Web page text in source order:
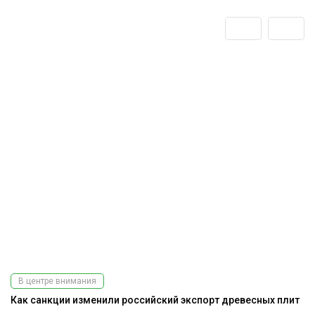
В центре внимания
Как санкции изменили российский экспорт древесных плит